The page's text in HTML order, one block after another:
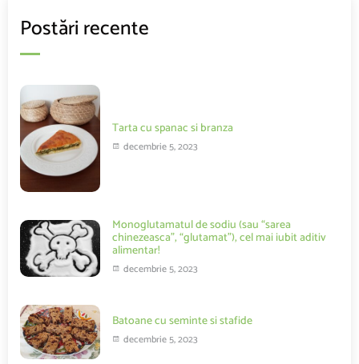
Postări recente
Tarta cu spanac si branza
decembrie 5, 2023
Monoglutamatul de sodiu (sau “sarea
chinezeasca”, “glutamat”), cel mai iubit aditiv
alimentar!
decembrie 5, 2023
Batoane cu seminte si stafide
decembrie 5, 2023